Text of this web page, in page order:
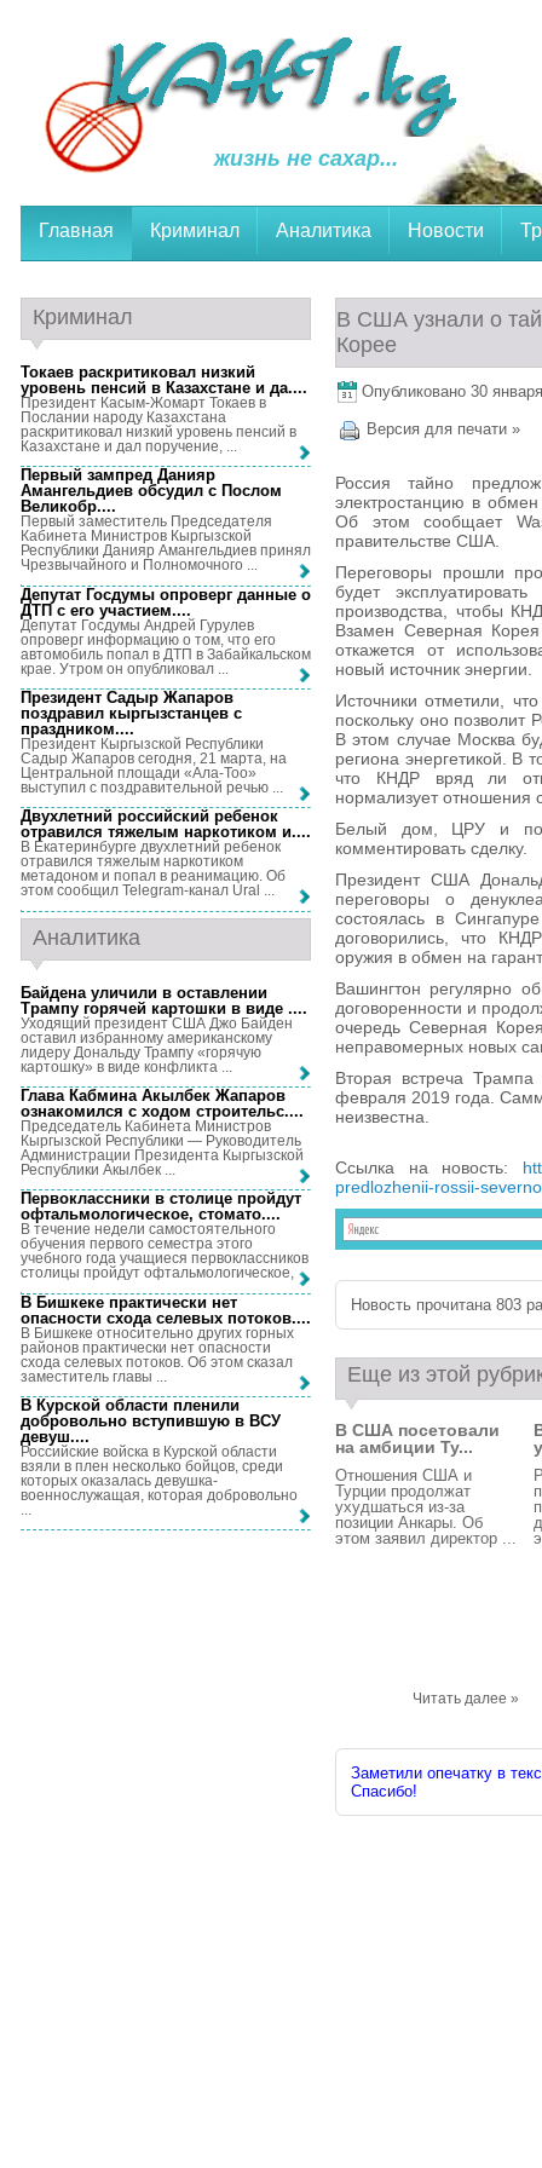
жизнь не сахар...
Главная Криминал Аналитика Новости
В США узнали о
Корее
Опубликовано 30
Версия для печати »
Россия тайно
электростанцию в
Об этом сообщает
правительстве США.
Переговоры прошли
будет
производства, чтобы
Взамен Северная
откажется от
новый источник энергии.
Источники отметили,
поскольку оно позволит
В этом случае Москва
региона энергетикой. В
что КНДР вряд ли
нормализует
Белый дом, ЦРУ и
комментировать сделку.
Президент США
переговоры о
состоялась в
договорились, что
оружия в обмен на
Вашингтон регулярно
договоренности и
очередь Северная
неправомерных новых
Вторая встреча
февраля 2019 года.
неизвестна.
Ссылка на новость:
predlozhenii-rossii-
Новость прочитана 803
Еще из этой
В США посетовали
на амбиции Ту...
Отношения США и
Турции продолжат
ухудшаться из-за
позиции Анкары. Об
этом заявил директор ...
Читать далее »
Заметили опечатку в
Спасибо!
Криминал
Токаев раскритиковал низкий
уровень пенсий в Казахстане и да....
Президент Касым-Жомарт Токаев в
Послании народу Казахстана
раскритиковал низкий уровень пенсий в
Казахстане и дал поручение, ...
Первый зампред Данияр
Амангельдиев обсудил с Послом
Великобр....
Первый заместитель Председателя
Кабинета Министров Кыргызской
Республики Данияр Амангельдиев принял
Чрезвычайного и Полномочного ...
Депутат Госдумы опроверг данные о
ДТП с его участием....
Депутат Госдумы Андрей Гурулев
опроверг информацию о том, что его
автомобиль попал в ДТП в Забайкальском
крае. Утром он опубликовал ...
Президент Садыр Жапаров
поздравил кыргызстанцев с
праздником....
Президент Кыргызской Республики
Садыр Жапаров сегодня, 21 марта, на
Центральной площади «Ала-Тоо»
выступил с поздравительной речью ...
Двухлетний российский ребенок
отравился тяжелым наркотиком и....
В Екатеринбурге двухлетний ребенок
отравился тяжелым наркотиком
метадоном и попал в реанимацию. Об
этом сообщил Telegram-канал Ural ...
Аналитика
Байдена уличили в оставлении
Трампу горячей картошки в виде ....
Уходящий президент США Джо Байден
оставил избранному американскому
лидеру Дональду Трампу «горячую
картошку» в виде конфликта ...
Глава Кабмина Акылбек Жапаров
ознакомился с ходом строительс....
Председатель Кабинета Министров
Кыргызской Республики — Руководитель
Администрации Президента Кыргызской
Республики Акылбек ...
Первоклассники в столице пройдут
офтальмологическое, стомато....
В течение недели самостоятельного
обучения первого семестра этого
учебного года учащиеся первоклассников
столицы пройдут офтальмологическое, ...
В Бишкеке практически нет
опасности схода селевых потоков....
В Бишкеке относительно других горных
районов практически нет опасности
схода селевых потоков. Об этом сказал
заместитель главы ...
В Курской области пленили
добровольно вступившую в ВСУ
девуш....
Российские войска в Курской области
взяли в плен несколько бойцов, среди
которых оказалась девушка-
военнослужащая, которая добровольно
...